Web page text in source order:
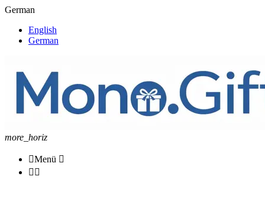
German
English
German
more_horiz
Menü 
 